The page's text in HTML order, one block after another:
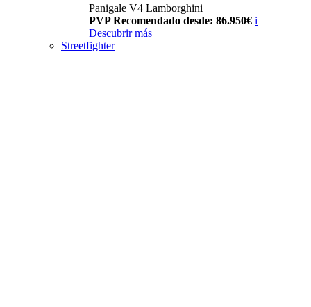
Panigale V4 Lamborghini
PVP Recomendado desde: 86.950€ i
Descubrir más
Streetfighter